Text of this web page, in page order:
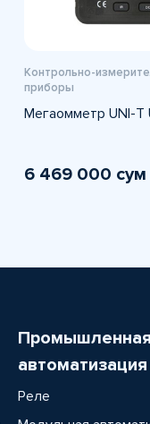
Контрольно-
приборы
Мегаомметр UNI-T
6 469 000 сум
Промышленная
Реле